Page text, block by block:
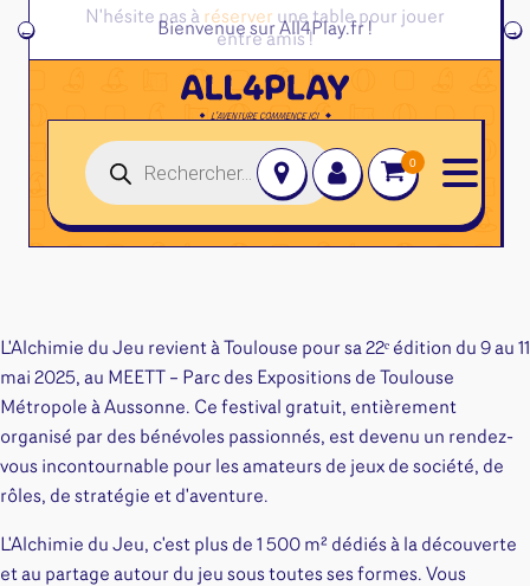
Bienvenue sur All4Play.fr !
réserver
Jeux de société
Jeux experts
Jeux primés
Jeux d'ambiance
Jeu Duo
Jeux de cartes
Magic l'assemblée
One Piece
Pokemon
Star Wars Unlimited
Flesh and Blood
Riftbound - League of Legends
Naruto Mythos
Classeurs
Deck box
Dés & jetons
Divers rangement
Goodies & autres
Protège-Cartes
Tapis de jeu
Recherche
de
produits
L'Alchimie du Jeu revient à Toulouse pour sa 22ᵉ édition du 9 au 11
mai 2025, au MEETT – Parc des Expositions de Toulouse
Métropole à Aussonne. Ce festival gratuit, entièrement
organisé par des bénévoles passionnés, est devenu un rendez-
vous incontournable pour les amateurs de jeux de société, de
rôles, de stratégie et d'aventure.​
L'Alchimie du Jeu, c'est plus de 1 500 m² dédiés à la découverte
et au partage autour du jeu sous toutes ses formes. Vous